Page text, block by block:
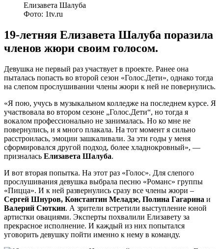
Елизавета Шалуба
Фото: 1tv.ru
19-летняя Елизавета Шалуба поразила
членов жюри своим голосом.
Девушка не первый раз участвует в проекте. Ранее она
пыталась попасть во второй сезон «Голос.Дети», однако тогда
на слепом прослушивании члены жюри к ней не повернулись.
«Я пою, учусь в музыкальном колледже на последнем курсе. Я
участвовала во втором сезоне „Голос.Дети“, но тогда я
вокалом профессионально не занималась. Но ко мне не
повернулись, и я много плакала. На тот момент я сильно
расстроилась, эмоции зашкаливали. За эти годы у меня
сформировался другой подход, более хладнокровный», —
призналась Елизавета Шалуба.
И вот вторая попытка. На этот раз «Голос». Для слепого
прослушивания девушка выбрала песню «Романс» группы
«Пицца». И к ней развернулись сразу все члены жюри –
Сергей Шнуров, Константин Меладзе, Полина Гагарина и
Валерий Сюткин. А зрители встретили выступление юной
артистки овациями. Эксперты похвалили Елизавету за
прекрасное исполнение. И каждый из них попытался
уговорить девушку пойти именно к нему в команду.